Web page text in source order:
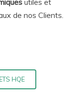
utiles et
de nos Clients.
HQE